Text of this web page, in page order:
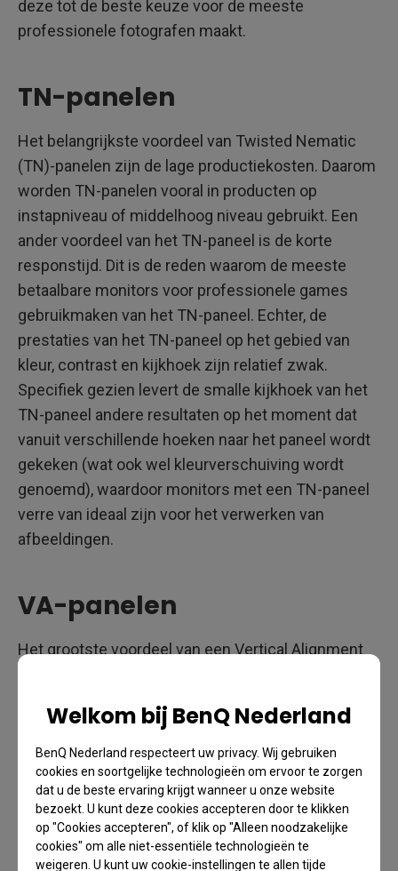
Welkom bij BenQ Nederland
BenQ Nederland respecteert uw privacy. Wij gebruiken
cookies en soortgelijke technologieën om ervoor te zorgen
dat u de beste ervaring krijgt wanneer u onze website
bezoekt. U kunt deze cookies accepteren door te klikken
op "Cookies accepteren", of klik op "Alleen noodzakelijke
cookies" om alle niet-essentiële technologieën te
weigeren. U kunt uw cookie-instellingen te allen tijde
deze tot de beste keuze voor de meeste
professionele fotografen maakt.
TN-panelen
Het belangrijkste voordeel van Twisted Nematic
(TN)-panelen zijn de lage productiekosten. Daarom
worden TN-panelen vooral in producten op
instapniveau of middelhoog niveau gebruikt. Een
ander voordeel van het TN-paneel is de korte
responstijd. Dit is de reden waarom de meeste
betaalbare monitors voor professionele games
gebruikmaken van het TN-paneel. Echter, de
prestaties van het TN-paneel op het gebied van
kleur, contrast en kijkhoek zijn relatief zwak.
Specifiek gezien levert de smalle kijkhoek van het
TN-paneel andere resultaten op het moment dat
vanuit verschillende hoeken naar het paneel wordt
gekeken (wat ook wel kleurverschuiving wordt
genoemd), waardoor monitors met een TN-paneel
verre van ideaal zijn voor het verwerken van
afbeeldingen.
VA-panelen
Het grootste voordeel van een Vertical Alignment
weergave van zwart. Daarnaast biedt het lokale 8-
bit VA-paneel een maximum van 16,77 miljoen
kleuren (8 bit voor rode, groene en blauwe kleuren),
waardoor superieure kleurreproductie en
kleurovergang kan worden geboden in vergelijking
met een lokaal 6-bit TN-paneel, dat slechts 260.000